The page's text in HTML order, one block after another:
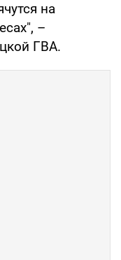
на
–
ГВА.